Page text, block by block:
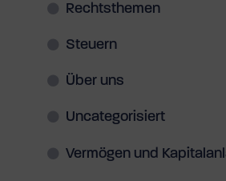
Rechtsthemen
Steuern
Über uns
Uncategorisiert
Vermögen und